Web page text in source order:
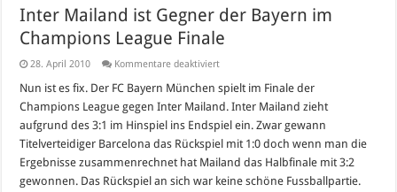
Inter Mailand ist Gegner der Bayern im
Champions League Finale
28. April 2010 Kommentare deaktiviertfür
Mailand
ist
Gegner
der
Bayern
im
Champions
League
Finale
Nun ist es fix. Der FC Bayern München spielt im Finale der
Champions League gegen Inter Mailand. Inter Mailand zieht
aufgrund des 3:1 im Hinspiel ins Endspiel ein. Zwar gewann
Titelverteidiger Barcelona das Rückspiel mit 1:0 doch wenn man die
Ergebnisse zusammenrechnet hat Mailand das Halbfinale mit 3:2
gewonnen. Das Rückspiel an sich war keine schöne Fussballpartie.